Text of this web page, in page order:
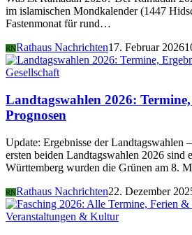
im islamischen Mondkalender (1447
Fastenmonat für rund…
RNRathaus Nachrichten17. Februar 2026
Gesellschaft
Landtagswahlen 2026:
Prognosen
Update: Ergebnisse der Landtagswahlen
ersten beiden Landtagswahlen 2026 sind
Württemberg wurden die Grünen am 8.
RNRathaus Nachrichten22. Dezember
Veranstaltungen & Kultur